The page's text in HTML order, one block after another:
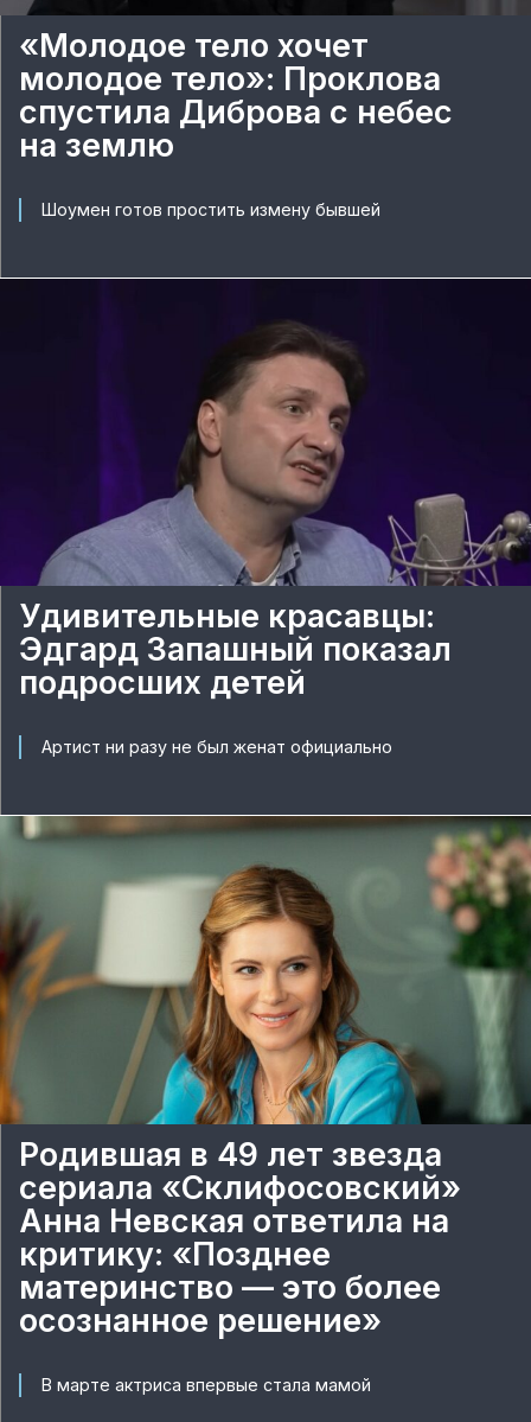
«Молодое тело хочет
молодое тело»: Проклова
спустила Диброва с небес
на землю
Шоумен готов простить измену бывшей
Удивительные красавцы:
Эдгард Запашный показал
подросших детей
Артист ни разу не был женат официально
Родившая в 49 лет звезда
сериала «Склифосовский»
Анна Невская ответила на
критику: «Позднее
материнство — это более
осознанное решение»
В марте актриса впервые стала мамой